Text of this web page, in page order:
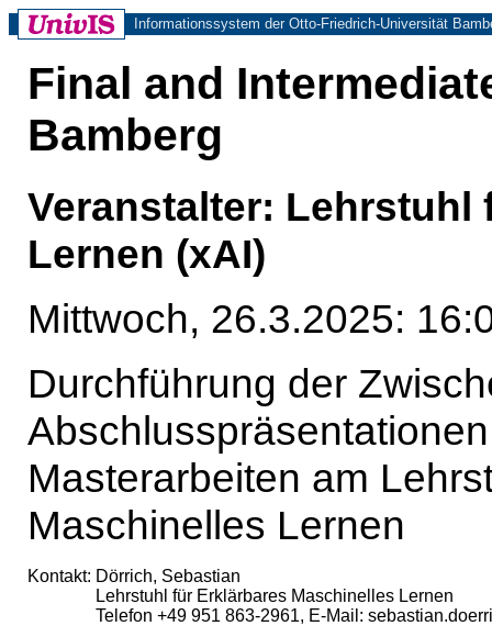
Informationssystem der Otto-Friedrich-Universität
Final and
Bamberg
Veranstalter: Lehrstuhl
Lernen (xAI)
Mittwoch, 26.3.2025:
Durchführung der
Masterarbeiten am
Maschinelles Lernen
Kontakt: Dörrich, Sebastian
Lehrstuhl für Erklärbares Maschinelles Lernen
Telefon +49 951 863-2961, E-Mail: